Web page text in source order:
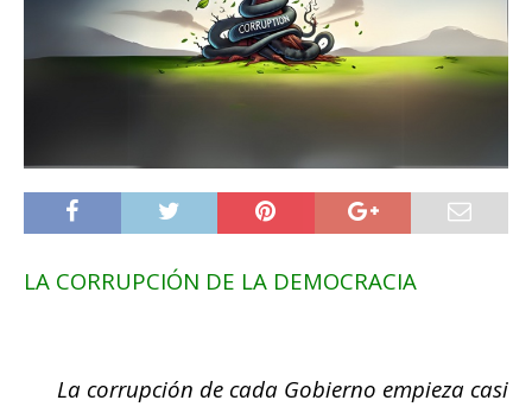
LA CORRUPCIÓN DE LA DEMOCRACIA
La corrupción de cada Gobierno empieza casi